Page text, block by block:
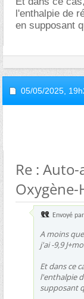
l'enthalpie de
en supposant
05/05/2025,
Re :
Envoyé par
A moins
j'ai -9,9
Et dans ce
l'enthalpie
supposant